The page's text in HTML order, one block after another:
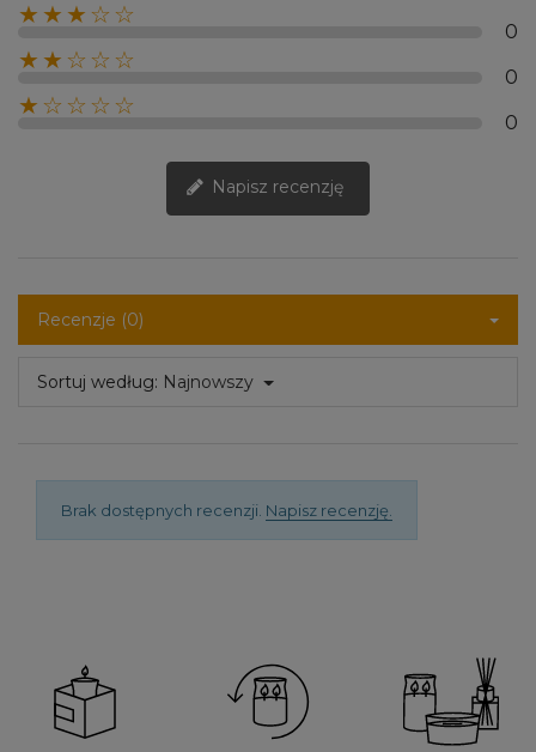
★★★☆☆
0
★★☆☆☆
0
★☆☆☆☆
0
Napisz recenzję
Recenzje (0)
Sortuj według: Najnowszy
Brak dostępnych recenzji. Napisz recenzję.